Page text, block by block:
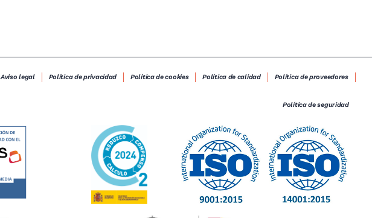
Aviso legal Política de privacidad Política de cookies Política de calidad Política de proveedores
Política de seguridad